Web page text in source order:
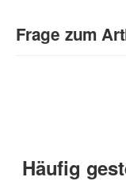
Sie Anderen bei der
Frage zum
Häufig